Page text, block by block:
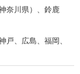
奈川県）、鈴鹿
、広島、福岡、